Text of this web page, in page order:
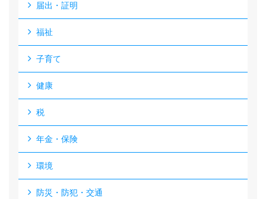
届出・証明
福祉
子育て
健康
税
年金・保険
環境
防災・防犯・交通